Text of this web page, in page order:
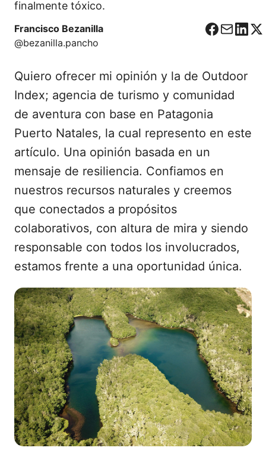
finalmente tóxico.
Francisco Bezanilla
@bezanilla.pancho
F
e
b
o
k
C
r
e
L
k
n
X
Quiero ofrecer mi opinión y la de Outdoor
Index; agencia de turismo y comunidad
de aventura con base en Patagonia
Puerto Natales, la cual represento en este
artículo. Una opinión basada en un
mensaje de resiliencia. Confiamos en
nuestros recursos naturales y creemos
que conectados a propósitos
colaborativos, con altura de mira y siendo
responsable con todos los involucrados,
estamos frente a una oportunidad única.